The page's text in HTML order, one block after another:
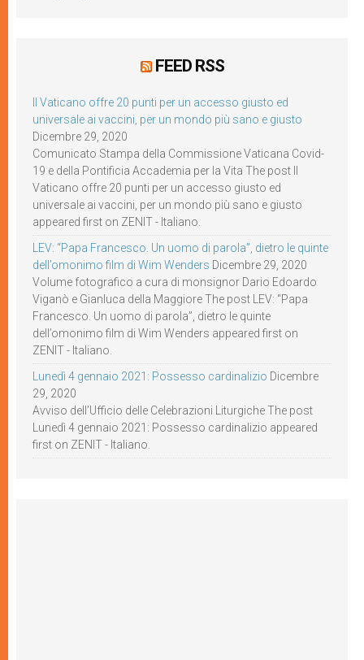
FEED RSS
Il Vaticano offre 20 punti per un accesso giusto ed
universale ai vaccini, per un mondo più sano e giusto
Dicembre 29, 2020
Comunicato Stampa della Commissione Vaticana Covid-
19 e della Pontificia Accademia per la Vita The post Il
Vaticano offre 20 punti per un accesso giusto ed
universale ai vaccini, per un mondo più sano e giusto
appeared first on ZENIT - Italiano.
LEV: “Papa Francesco. Un uomo di parola”, dietro le quinte
dell’omonimo film di Wim Wenders Dicembre 29, 2020
Volume fotografico a cura di monsignor Dario Edoardo
Viganò e Gianluca della Maggiore The post LEV: “Papa
Francesco. Un uomo di parola”, dietro le quinte
dell’omonimo film di Wim Wenders appeared first on
ZENIT - Italiano.
Lunedì 4 gennaio 2021: Possesso cardinalizio Dicembre
29, 2020
Avviso dell’Ufficio delle Celebrazioni Liturgiche The post
Lunedì 4 gennaio 2021: Possesso cardinalizio appeared
first on ZENIT - Italiano.